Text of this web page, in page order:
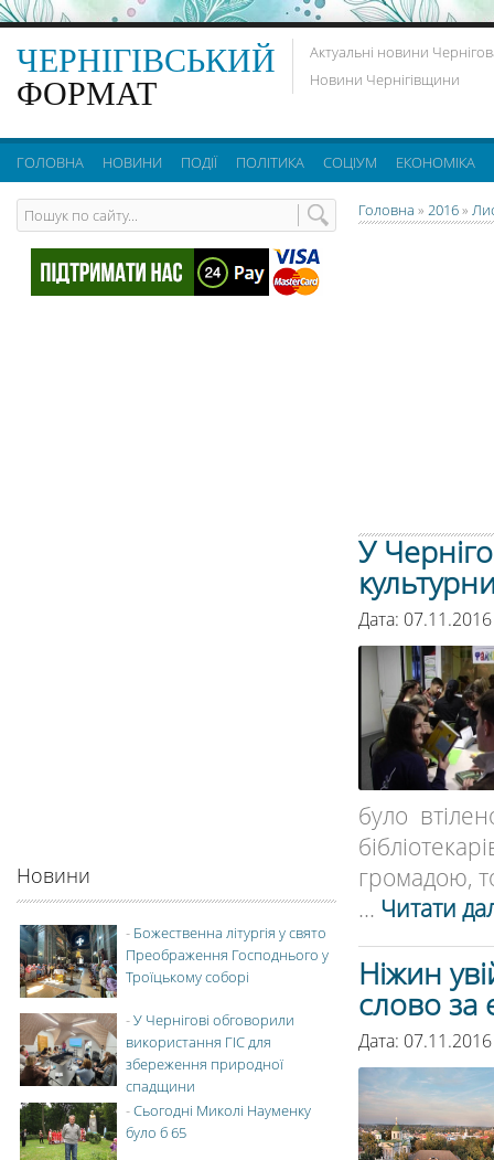
ЧЕРНІГІВСЬКИЙ
ФОРМАТ
Актуальні новини
Новини Чернігівщини
ГОЛОВНА НОВИНИ ПОДІЇ ПОЛІТИКА СОЦІУМ ЕКОНОМІКА
Головна » 2016»
У
Дата:
було
громадою,
... Читати
Ніжин
слово за
Дата:
Новини
- Божественна літургія у свято
Преображення Господнього у
Троїцькому соборі
-У Чернігові обговорили
використання ГІС для
збереження природної
спадщини
-Сьогодні Миколі Науменку
було б 65